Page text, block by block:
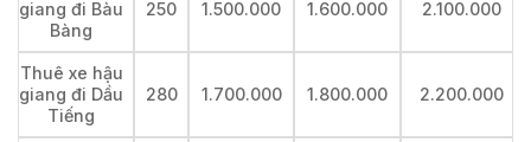
giang đi Bàu
Bàng
250 1.500.000 1.600.000 2.100.000
Thuê xe hậu
giang đi Dầu
Tiếng
280 1.700.000 1.800.000 2.200.000